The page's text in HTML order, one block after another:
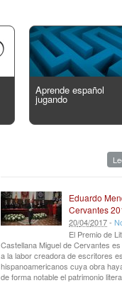
Aprende español
jugando
Eduardo
Cervantes
20/04/2017-
El Premio de
Castellana Miguel de Cervantes
a la labor creadora de escritores
hispanoamericanos cuya obra
de forma notable el patrimonio